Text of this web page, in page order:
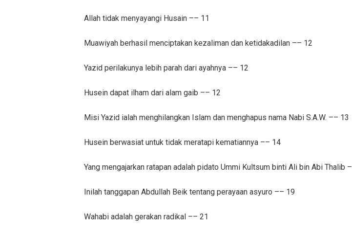
Allah tidak menyayangi Husain –– 11
Muawiyah berhasil menciptakan kezaliman dan ketidakadilan –– 12
Yazid perilakunya lebih parah dari ayahnya –– 12
Husein dapat ilham dari alam gaib –– 12
Misi Yazid ialah menghilangkan Islam dan menghapus nama Nabi S.A.W. –– 13
Husein berwasiat untuk tidak meratapi kematiannya –– 14
Yang mengajarkan ratapan adalah pidato Ummi Kultsum binti Ali bin Abi Thalib
Inilah tanggapan Abdullah Beik tentang perayaan asyuro –– 19
Wahabi adalah gerakan radikal –– 21